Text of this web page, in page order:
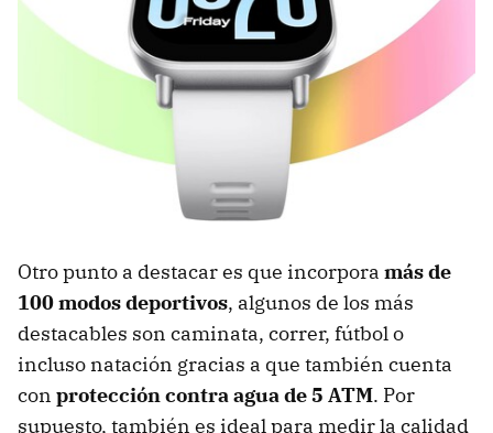
Otro punto a destacar es que incorpora más de
100 modos deportivos, algunos de los más
destacables son caminata, correr, fútbol o
incluso natación gracias a que también cuenta
con protección contra agua de 5 ATM. Por
supuesto, también es ideal para medir la calidad